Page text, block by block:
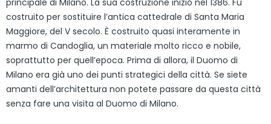
principale di Milano. La sua costruzione iniziò nel 1386. Fu
costruito per sostituire l’antica cattedrale di Santa Maria
Maggiore, del V secolo. È costruito quasi interamente in
marmo di Candoglia, un materiale molto ricco e nobile,
soprattutto per quell’epoca. Prima di allora, il Duomo di
Milano era già uno dei punti strategici della città. Se siete
amanti dell’architettura non potete passare da questa città
senza fare una visita al Duomo di Milano.